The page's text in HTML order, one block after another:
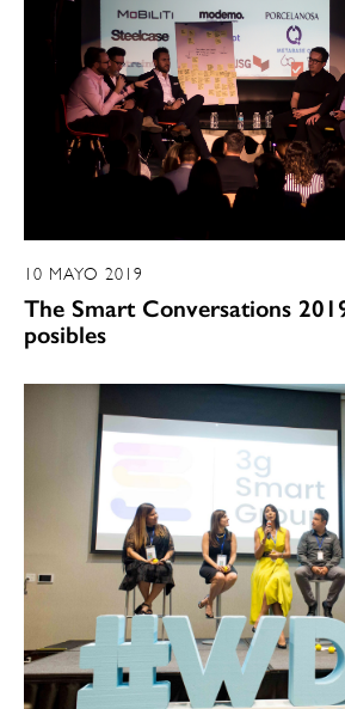
10 MAYO 2019
The Smart Conversations
posibles